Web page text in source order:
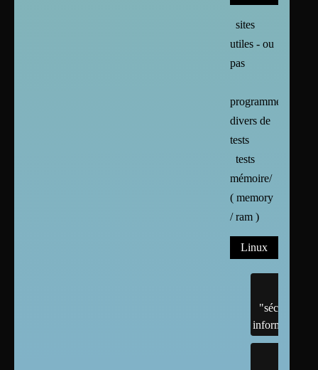
sites
utiles - ou
pas
programmes
divers de
tests
tests
mémoire/
( memory
/ ram )
Linux
"sécurité"
informatique